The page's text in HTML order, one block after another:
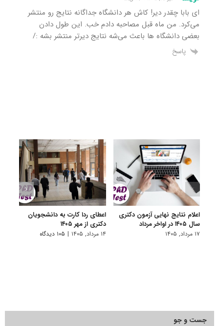
ای بابا چقدر دیر! کاش هر دانشگاه جداگانه نتایج رو منتشر
می‌کرد. من ماه قبل مصاحبه دادم خب. این طول دادن
بعضی دانشگاه ها باعث می‌شه نتایج دیرتر منتشر بشه :/
پاسخ
اعلام نتایج نهایی آزمون دکتری
سال ۱۴۰۵ در اواخر مرداد
۱۷ مرداد, ۱۴۰۵
اعطای ردا کارت به دانشجویان
دکتری از مهر ۱۴۰۵
۱۴ مرداد, ۱۴۰۵ | ۱۰۵ دیدگاه
جست و جو